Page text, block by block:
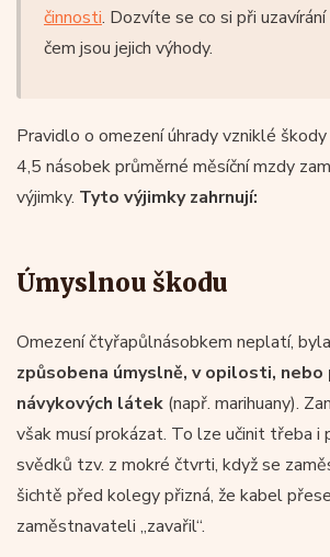
činnosti. Dozvíte se co si při
čem jsou jejich výhody.
Pravidlo o omezení úhrady vzniklé
4,5 násobek průměrné měsíční mzdy
výjimky. Tyto výjimky zahrnují:
Úmyslnou škodu
Omezení čtyřapůlnásobkem neplatí,
způsobena úmyslně, v opilosti, nebo
návykových látek (např. marihuany).
však musí prokázat. To lze učinit třeba i
svědků tzv. z mokré čtvrti, když se
šichtě před kolegy přizná, že kabel
zaměstnavateli „zavařil“.